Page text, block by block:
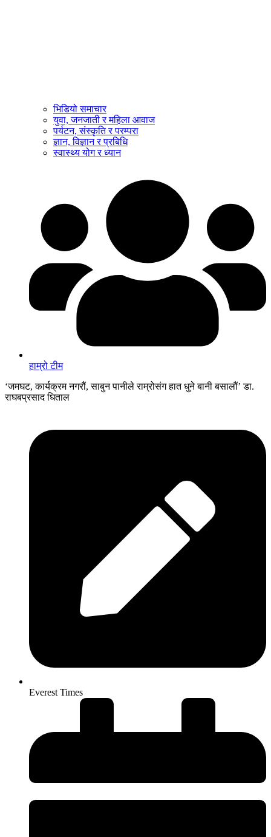
भिडियो समाचार
युवा, जनजाती र महिला आवाज
पर्यटन, संस्कृति र परम्परा
ज्ञान, विज्ञान र प्रबिधि
स्वास्थ्य योग र ध्यान
हाम्रो टीम
‘जमघट, कार्यक्रम नगरौं, साबुन पानीले राम्रोसंग हात धुने बानी बसालौं’ डा.
राघबप्रसाद धिताल
Everest Times